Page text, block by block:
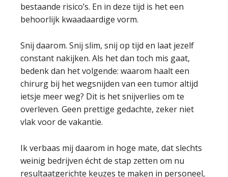
bestaande risico’s. En in deze tijd is het een
behoorlijk kwaadaardige vorm.
Snij daarom. Snij slim, snij op tijd en laat jezelf
constant nakijken. Als het dan toch mis gaat,
bedenk dan het volgende: waarom haalt een
chirurg bij het wegsnijden van een tumor altijd
ietsje meer weg? Dit is het snijverlies om te
overleven. Geen prettige gedachte, zeker niet
vlak voor de vakantie.
Ik verbaas mij daarom in hoge mate, dat slechts
weinig bedrijven écht de stap zetten om nu
resultaatgerichte keuzes te maken in personeel,